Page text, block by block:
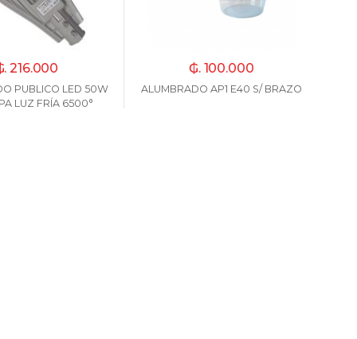
216.000
PUBLICO LED 50W
LUZ FRÍA 6500°
₲. 100.000
ALUMBRADO AP1 E40 S/ BRAZO